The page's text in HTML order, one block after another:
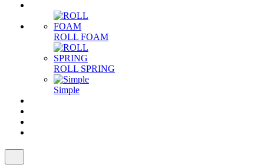
ROLL FOAM
ROLL SPRING
Simple